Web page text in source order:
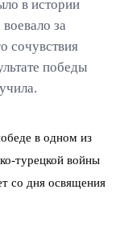
в истории
за
сочувствия
победы
в одном из
турецкой войны
со дня освящения